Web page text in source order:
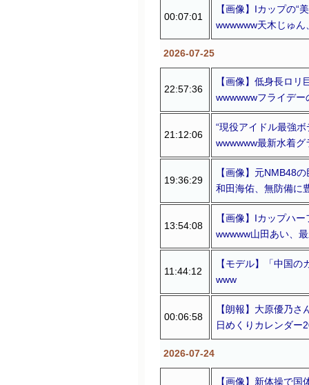
00:07:01
【画像】Iカップの“
wwwwww天木じゅん
2026-07-25
22:57:36
【画像】低身長ロ
wwwwwwフライデ
21:12:06
“現役アイドル最強
wwwwww最新水着
19:36:29
【画像】元NMB48
和田海佑、無防備に
13:54:08
【画像】Iカップハ
wwwww山田あい、
11:44:12
【モデル】「中国
www
00:06:58
【朗報】大原優乃
日めくりカレンダー
2026-07-24
【画像】新体操で